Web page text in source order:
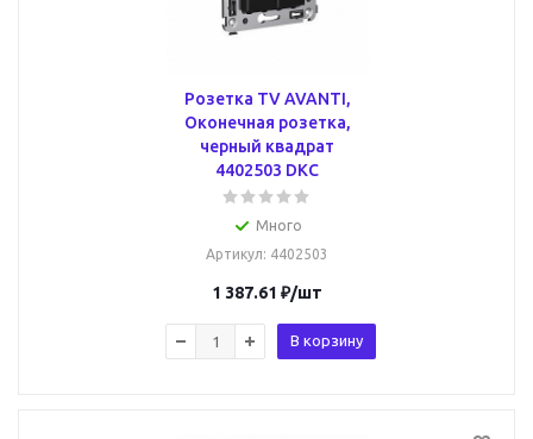
Розетка TV AVANTI,
Оконечная розетка,
черный квадрат
4402503 DKC
Много
Артикул: 4402503
1 387.61 ₽/шт
В корзину